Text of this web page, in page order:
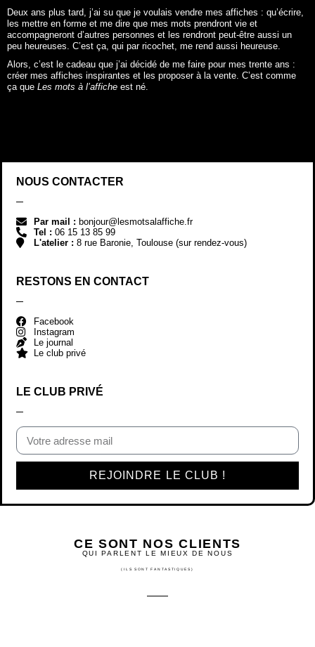
Deux ans plus tard, j’ai su que je voulais vendre mes affiches : qu’écrire,
les mettre en forme et me dire que mes mots prendront vie et
accompagneront d’autres personnes et les rendront peut-être aussi un
peu heureuses. C’est ça, qui par ricochet, me rend aussi heureuse.
Alors, c’est le cadeau que j’ai décidé de me faire pour mes trente ans :
créer mes affiches inspirantes et les proposer à la vente. C’est comme
ça que Les mots à l’affiche est né.
NOUS CONTACTER
Par mail : bonjour@lesmotsalaffiche.fr
Tel : 06 15 13 85 99
L'atelier : 8 rue Baronie, Toulouse (sur rendez-vous)
RESTONS EN CONTACT
Facebook
Instagram
Le journal
Le club privé
LE CLUB PRIVÉ
REJOINDRE LE CLUB !
CE SONT NOS CLIENTS
QUI PARLENT LE MIEUX DE NOUS
(ILS SONT FANTASTIQUES)